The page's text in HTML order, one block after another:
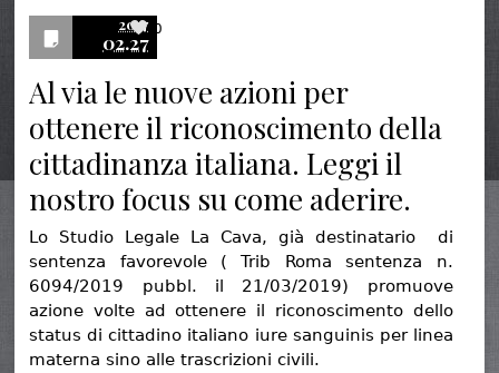
2017
02.27
0
Al via le nuove azioni per
ottenere il riconoscimento della
cittadinanza italiana. Leggi il
nostro focus su come aderire.
Lo Studio Legale La Cava, già destinatario di
sentenza favorevole ( Trib Roma sentenza n.
6094/2019 pubbl. il 21/03/2019) promuove
azione volte ad ottenere il riconoscimento dello
status di cittadino italiano iure sanguinis per linea
materna sino alle trascrizioni civili.